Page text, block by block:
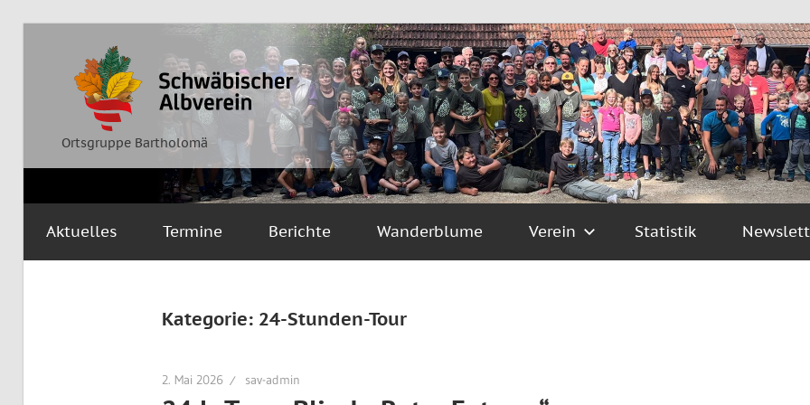
springen
Ortsgruppe Bartholomä
Schwäbischer
Albverein
Ortsgruppe
Bartholomä
Aktuelles Termine Berichte Wanderblume Verein Statistik
Kategorie: 24-Stunden-Tour
2. Mai 2026 sav-admin